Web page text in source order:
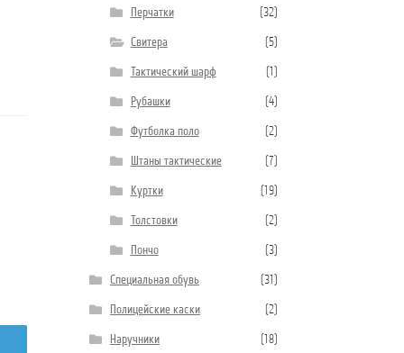
Перчатки (32)
Свитера (5)
Тактический шарф
Рубашки (4)
Футболка поло (2)
Штаны тактические (7)
Куртки (19)
Толстовки (2)
Пончо (3)
Специальная обувь (31)
Полицейские каски (2)
Наручники (18)